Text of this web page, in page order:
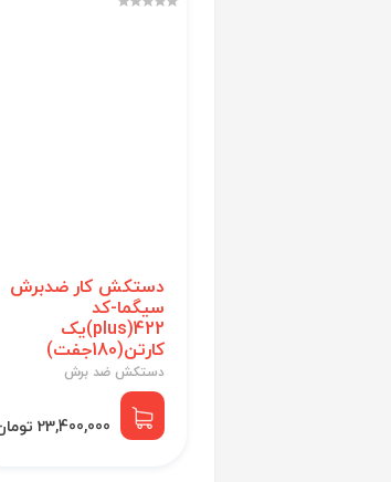
دستکش کار ضدبرش
سیگما-کد
422(plus)یک
کارتن(180جفت)
دستکش ضد برش
23,400,000 تومان